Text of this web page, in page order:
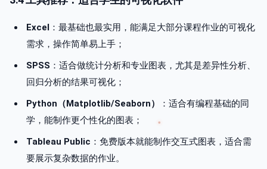
Excel ：最基础也最实用，能满足大部分课程作业的可视化
需求，操作简单易上手；
SPSS ：适合做统计分析和专业图表，尤其是差异性分析、
回归分析的结果可视化；
Python（Matplotlib/Seaborn）
：适合有编程基础的同
学，能制作更个性化的图表；
Tableau Public ：免费版本就能制作交互式图表，适合需
要展示复杂数据的作业。